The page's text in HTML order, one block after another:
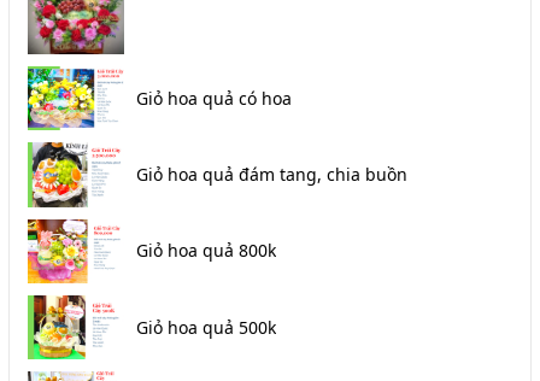
Giỏ hoa quả có hoa
Giỏ hoa quả đám tang, chia buồn
Giỏ hoa quả 800k
Giỏ hoa quả 500k